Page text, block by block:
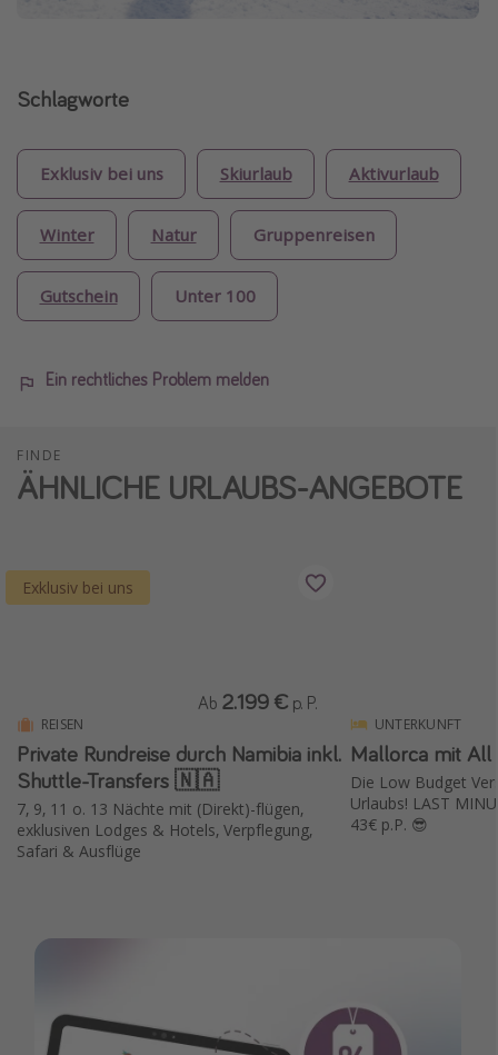
Schlagworte
Exklusiv bei uns Skiurlaub Aktivurlaub
Winter Natur Gruppenreisen
Gutschein Unter 100
Ein rechtliches Problem melden
FINDE
ÄHNLICHE URLAUBS-ANGEBOTE
Exklusiv bei uns
REISEN
Private Rundreise durch Namibia inkl.
Shuttle-Transfers 🇳🇦
7, 9, 11 o. 13 Nächte mit (Direkt)-flügen,
exklusiven Lodges & Hotels, Verpflegung,
Safari & Ausflüge
Ab 2.199 € p. P.
UNTERKUNFT
Mallorca mit All
Die Low Budget
Urlaubs! LAST
43€ p.P. 😎